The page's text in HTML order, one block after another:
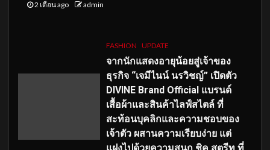
2 เดือน ago admin
FASHION UPDATE
จากนักแสดงอายุน้อยสู่เจ้าของ
ธุรกิจ “เจมีไนน์ นรวิชญ์” เปิดตัว
DIVINE Brand Official แบรนด์
เสื้อผ้าและสินค้าไลฟ์สไตล์ ที่
สะท้อนบุคลิกและความชอบของ
เจ้าตัว ผสานความเรียบง่าย แต่
แฝงไปด้วยความสนุก ชิค สตรีท ที่